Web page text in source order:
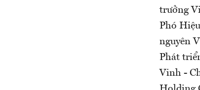
trưởng
Phó
nguyên
Phát
Vinh -